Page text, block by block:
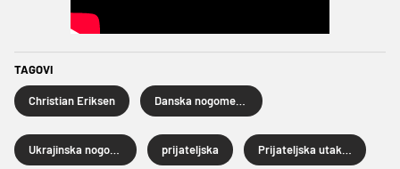
TAGOVI
Christian Eriksen
prijateljska